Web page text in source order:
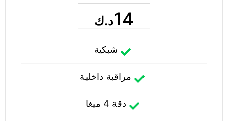
14د.ك
شبكية
مراقبة داخلية
دقة 4 ميغا